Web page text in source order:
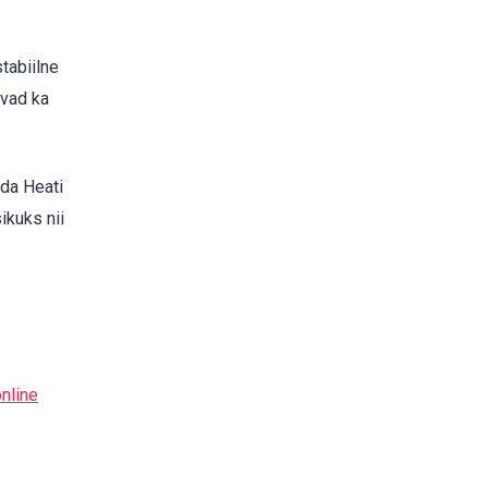
ka
Heati
nii